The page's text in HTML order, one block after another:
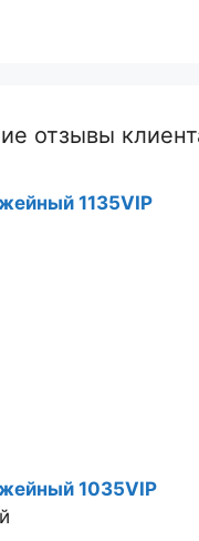
отзывы
1135VIP
1035VIP